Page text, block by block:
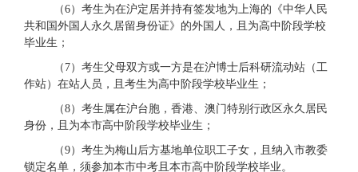
（6）考生为在沪定居并持有签发地为上海的《中华人民
共和国外国人永久居留身份证》的外国人，且为高中阶段学校
毕业生；
（ 7）考生父母双方或一方是在沪博士后科研流动站（工
作站）在站人员，且考生为高中阶段学校毕业生；
（8）考生属在沪台胞，香港、澳门特别行政区永久居民
身份，且为本市高中阶段学校毕业生；
（9）考生为梅山后方基地单位职工子女，且纳入市教委
锁定名单，须参加本市中考且本市高中阶段学校毕业。